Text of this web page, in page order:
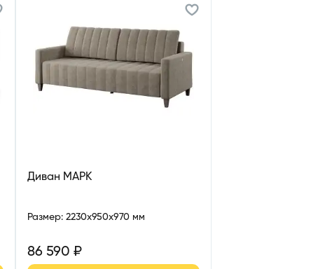
Диван МАРК
Размер: 2230x950x970 мм
86 590 ₽